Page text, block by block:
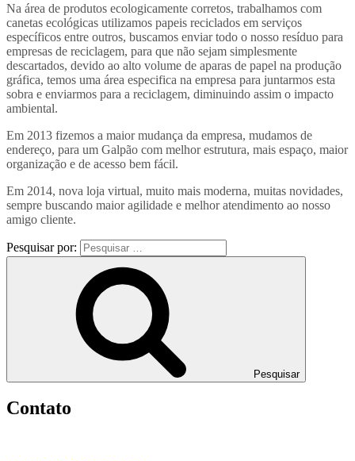
Na área de produtos ecologicamente corretos, trabalhamos com
canetas ecológicas utilizamos papeis reciclados em serviços
específicos entre outros, buscamos enviar todo o nosso resíduo para
empresas de reciclagem, para que não sejam simplesmente
descartados, devido ao alto volume de aparas de papel na produção
gráfica, temos uma área especifica na empresa para juntarmos esta
sobra e enviarmos para a reciclagem, diminuindo assim o impacto
ambiental.
Em 2013 fizemos a maior mudança da empresa, mudamos de
endereço, para um Galpão com melhor estrutura, mais espaço, maior
organização e de acesso bem fácil.
Em 2014, nova loja virtual, muito mais moderna, muitas novidades,
sempre buscando maior agilidade e melhor atendimento ao nosso
amigo cliente.
Pesquisar por:
Pesquisar
Contato